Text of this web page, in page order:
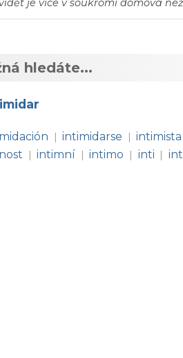
je více v soukromí domova
hledáte...
| intimidarse | intimista
| intimní | intimo | inti |